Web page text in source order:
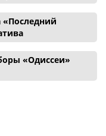
«Одиссеи»